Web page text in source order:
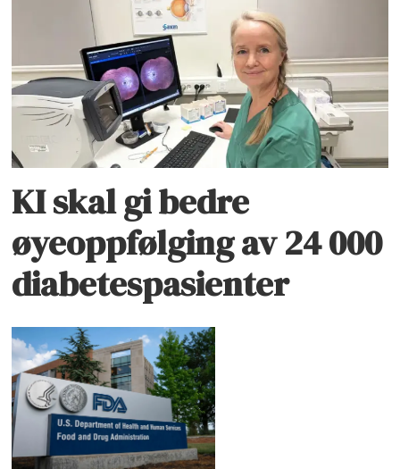
KI skal gi bedre
øyeoppfølging av 24 000
diabetespasienter